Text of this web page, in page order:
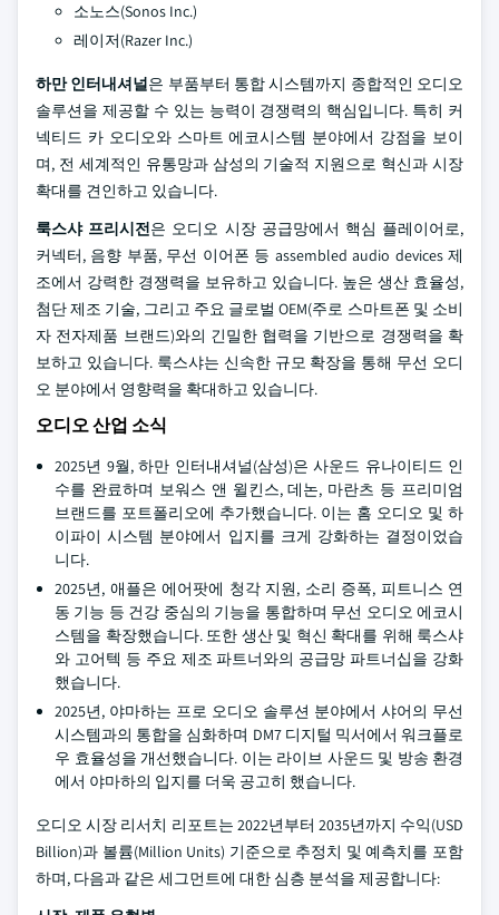
소노스(Sonos Inc.)
레이저(Razer Inc.)
하만 인터내셔널은 부품부터 통합 시스템까지 종합적인 오디오
솔루션을 제공할 수 있는 능력이 경쟁력의 핵심입니다. 특히 커
넥티드 카 오디오와 스마트 에코시스템 분야에서 강점을 보이
며, 전 세계적인 유통망과 삼성의 기술적 지원으로 혁신과 시장
확대를 견인하고 있습니다.
룩스샤 프리시전은 오디오 시장 공급망에서 핵심 플레이어로,
커넥터, 음향 부품, 무선 이어폰 등 assembled audio devices 제
조에서 강력한 경쟁력을 보유하고 있습니다. 높은 생산 효율성,
첨단 제조 기술, 그리고 주요 글로벌 OEM(주로 스마트폰 및 소비
자 전자제품 브랜드)와의 긴밀한 협력을 기반으로 경쟁력을 확
보하고 있습니다. 룩스샤는 신속한 규모 확장을 통해 무선 오디
오 분야에서 영향력을 확대하고 있습니다.
오디오 산업 소식
2025년 9월, 하만 인터내셔널(삼성)은 사운드 유나이티드 인
수를 완료하며 보워스 앤 윌킨스, 데논, 마란츠 등 프리미엄
브랜드를 포트폴리오에 추가했습니다. 이는 홈 오디오 및 하
이파이 시스템 분야에서 입지를 크게 강화하는 결정이었습
니다.
2025년, 애플은 에어팟에 청각 지원, 소리 증폭, 피트니스 연
동 기능 등 건강 중심의 기능을 통합하며 무선 오디오 에코시
스템을 확장했습니다. 또한 생산 및 혁신 확대를 위해 룩스샤
와 고어텍 등 주요 제조 파트너와의 공급망 파트너십을 강화
했습니다.
2025년, 야마하는 프로 오디오 솔루션 분야에서 샤어의 무선
시스템과의 통합을 심화하며 DM7 디지털 믹서에서 워크플로
우 효율성을 개선했습니다. 이는 라이브 사운드 및 방송 환경
에서 야마하의 입지를 더욱 공고히 했습니다.
오디오 시장 리서치 리포트는 2022년부터 2035년까지 수익(USD
Billion)과 볼륨(Million Units) 기준으로 추정치 및 예측치를 포함
하며, 다음과 같은 세그먼트에 대한 심층 분석을 제공합니다: